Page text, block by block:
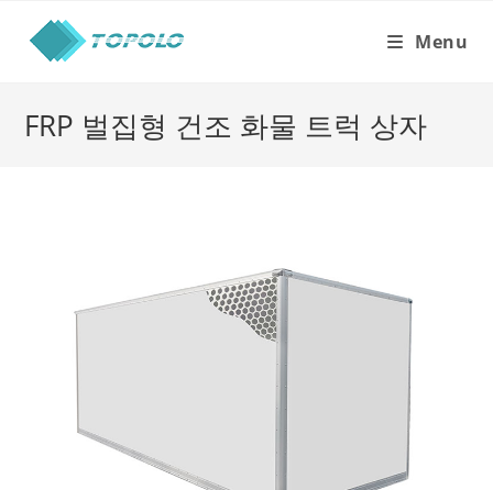
content
Menu
FRP 벌집형 건조 화물 트럭 상자